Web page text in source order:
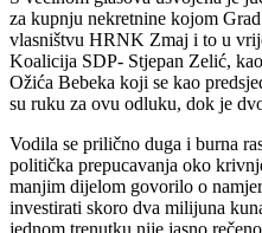
za kupnju nekretnine kojom
vlasništvu HRNK Zmaj i to u
Koalicija SDP- Stjepan Zelić,
Ožića Bebeka koji se kao
su ruku za ovu odluku, dok je
Vodila se prilično duga i burna
politička prepucavanja oko
manjim dijelom govorilo o
investirati skoro dva milijuna
jednom trenutku nije jasno